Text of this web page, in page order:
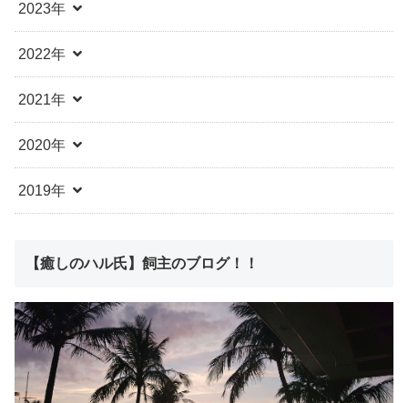
2023年
2022年
2021年
2020年
2019年
【癒しのハル氏】飼主のブログ！！